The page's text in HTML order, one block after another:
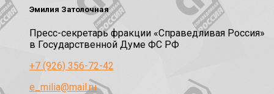
Эмилия Затолочная
Пресс-секретарь фракции «Справедливая Россия»
в Государственной Думе ФС РФ
+7 (926) 356-72-42
e_milia@mail.ru